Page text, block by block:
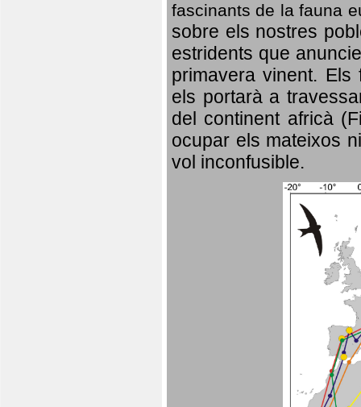
fascinants de la fauna
sobre els nostres
estridents que
primavera vinent. Els
els portarà a
del continent africà
ocupar els mateixos
vol inconfusible.